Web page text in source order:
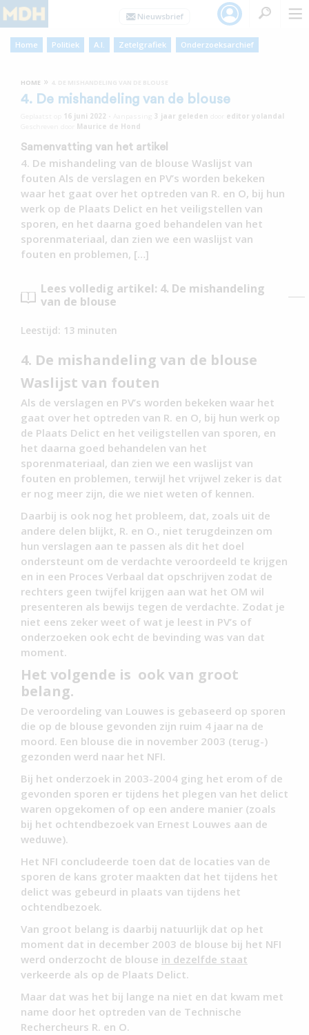
Home Politiek A.I. Zetelgrafiek Onderzoeksarchief
HOME »
4. De mishandeling van de blouse
16 juni 2022 3 jaar geleden
editor yolandal
Maurice de Hond
Samenvatting van het artikel
4. De mishandeling van de blouse Waslijst van
fouten Als de verslagen en PV’s worden bekeken
waar het gaat over het optreden van R. en O, bij hun
werk op de Plaats Delict en het veiligstellen van
sporen, en het daarna goed behandelen van het
sporenmateriaal, dan zien we een waslijst van
fouten en problemen, […]
Lees volledig artikel: 4. De mishandeling
van de blouse
Leestijd: 13 minuten
4. De mishandeling van de blouse
Waslijst van fouten
Als de verslagen en PV’s worden bekeken waar het
gaat over het optreden van R. en O, bij hun werk op
de Plaats Delict en het veiligstellen van sporen, en
het daarna goed behandelen van het
sporenmateriaal, dan zien we een waslijst van
fouten en problemen, terwijl het vrijwel zeker is dat
er nog meer zijn, die we niet weten of kennen.
Daarbij is ook nog het probleem, dat, zoals uit de
andere delen blijkt, R. en O., niet terugdeinzen om
hun verslagen aan te passen als dit het doel
ondersteunt om de verdachte veroordeeld te krijgen
en in een Proces Verbaal dat opschrijven zodat de
rechters geen twijfel krijgen aan wat het OM wil
presenteren als bewijs tegen de verdachte. Zodat je
niet eens zeker weet of wat je leest in PV’s of
onderzoeken ook echt de bevinding was van dat
moment.
Het volgende is ook van groot
belang.
De veroordeling van Louwes is gebaseerd op sporen
die op de blouse gevonden zijn ruim 4 jaar na de
moord. Een blouse die in november 2003 (terug-)
gezonden werd naar het NFI.
Bij het onderzoek in 2003-2004 ging het erom of de
gevonden sporen er tijdens het plegen van het delict
waren opgekomen of op een andere manier (zoals
bij het ochtendbezoek van Ernest Louwes aan de
weduwe).
Het NFI concludeerde toen dat de locaties van de
sporen de kans groter maakten dat het tijdens het
delict was gebeurd in plaats van tijdens het
ochtendbezoek.
Van groot belang is daarbij natuurlijk dat op het
moment dat in december 2003 de blouse bij het NFI
werd onderzocht de blouse in dezelfde staat
verkeerde als op de Plaats Delict.
Maar dat was het bij lange na niet en dat kwam met
name door het optreden van de Technische
Rechercheurs R. en O.